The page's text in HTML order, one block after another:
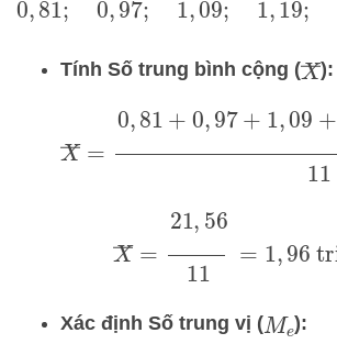
0, 81; 97 ;1,09 1,19;1 25; 1,27
Tính Số trung bình cộng (X―
):
0, 81+0 ,97+ 1,09+1, 19
21,5611
Xác định Số trung vị (Me):